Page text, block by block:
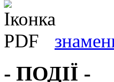
- ПОДІЇ -